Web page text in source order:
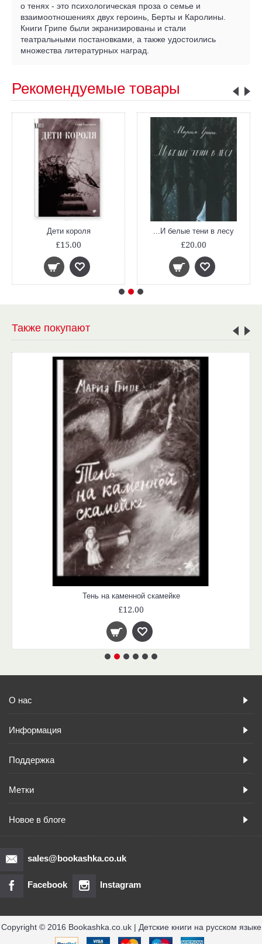
о тенях - это психологическая проза о семье и
взаимоотношениях двух героинь, Берты и Каролины.
Книги Грипе были экранизированы и стали
театральными постановками, а также удостоились
множества литературных наград.
Рекомендуемые товары
Дети короля
£15.00
...И белые тени в лесу
£20.00
Также покупают
Тень на каменной скамейке
£12.00
О нас
Информация
Поддержка
Метки
Новое в блоге
sales@bookashka.co.uk
Facebook Instagram
Copyright © 2016 Bookashka.co.uk | Детские книги на русском языке